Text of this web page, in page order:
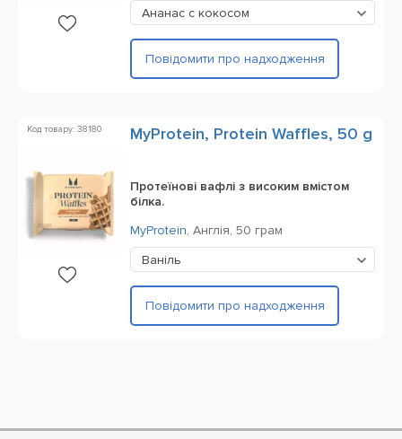
Ананас c кокосом
Повідомити про надходження
Код товару: 38180 MyProtein, Protein Waffles, 50 g
Протеїнові вафлі з високим вмістом
білка.
MyProtein, Англія, 50 грам
Ваніль
Повідомити про надходження